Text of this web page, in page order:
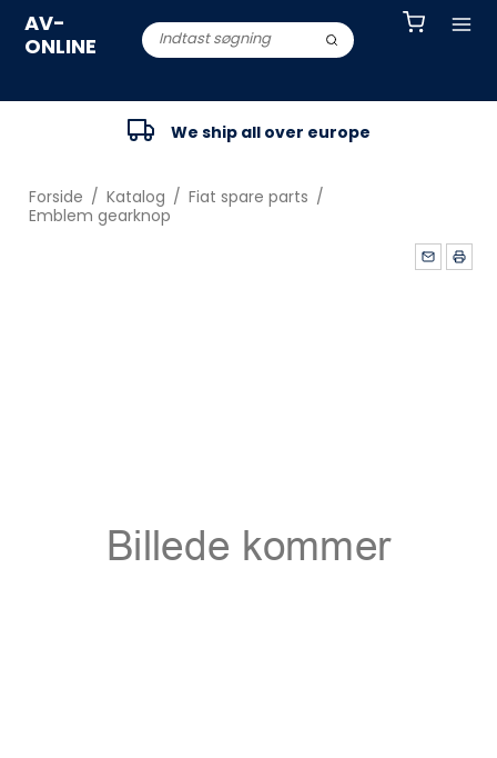
AV-
ONLINE
We ship all over europe
Forside / Katalog / Fiat spare parts /
Emblem gearknop